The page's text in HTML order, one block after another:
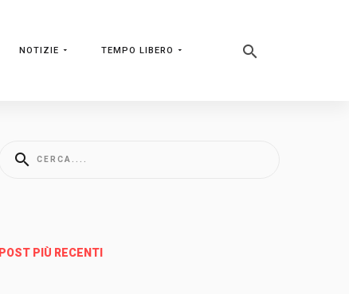
NOTIZIE TEMPO LIBERO
POST PIÙ RECENTI